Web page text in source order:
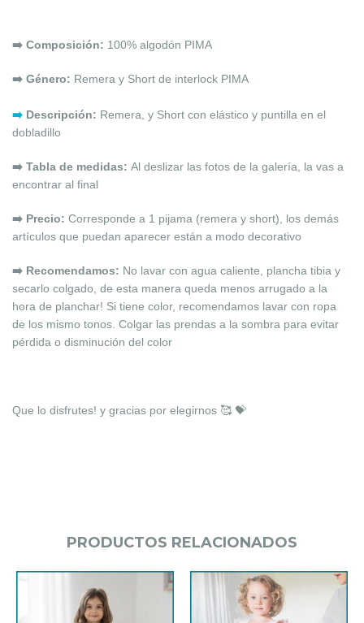
➡️ Composición: 100% algodón PIMA
➡️ Género: Remera y Short de interlock PIMA
➡️ Descripción: Remera, y Short con elástico y puntilla en el
dobladillo
➡️ Tabla de medidas: Al deslizar las fotos de la galería, la vas a
encontrar al final
➡️ Precio: Corresponde a 1 pijama (remera y short), los demás
artículos que puedan aparecer están a modo decorativo
➡️ Recomendamos: No lavar con agua caliente, plancha tibia y
secarlo colgado, de esta manera queda menos arrugado a la
hora de planchar! Si tiene color, recomendamos lavar con ropa
de los mismo tonos. Colgar las prendas a la sombra para evitar
pérdida o disminución del color
Que lo disfrutes! y gracias por elegirnos 🥰 💝
PRODUCTOS RELACIONADOS